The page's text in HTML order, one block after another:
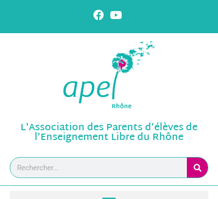
L'Association des Parents d’élèves de
l’Enseignement Libre du Rhône